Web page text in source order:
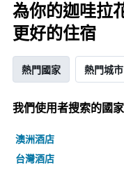
為你的迦哇拉
更好的住宿
熱門國家 熱門城市
我們使用者搜索的國家
澳洲酒店
台灣酒店